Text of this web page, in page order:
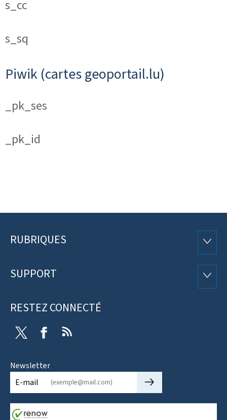
s_cc
s_sq
Piwik (cartes geoportail.lu)
_pk_ses
_pk_id
Pied
page
RUBRIQUES
SUPPORT
RESTEZ CONNECTÉ
Twitter Facebook
Newsletter
E-mail
🡒